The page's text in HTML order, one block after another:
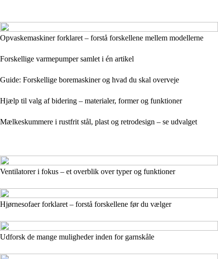
Opvaskemaskiner forklaret – forstå forskellene mellem modellerne
Forskellige varmepumper samlet i én artikel
Guide: Forskellige boremaskiner og hvad du skal overveje
Hjælp til valg af bidering – materialer, former og funktioner
Mælkeskummere i rustfrit stål, plast og retrodesign – se udvalget
Ventilatorer i fokus – et overblik over typer og funktioner
Hjørnesofaer forklaret – forstå forskellene før du vælger
Udforsk de mange muligheder inden for garnskåle